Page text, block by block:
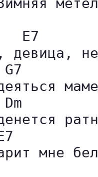
E7
девица,
мне